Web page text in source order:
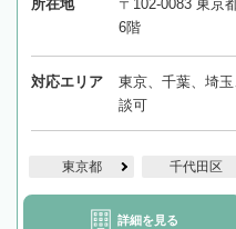
所在地
〒102-0083 東京
6階
対応エリア
東京、千葉、埼
談可
東京都 千代田区
詳細を見る